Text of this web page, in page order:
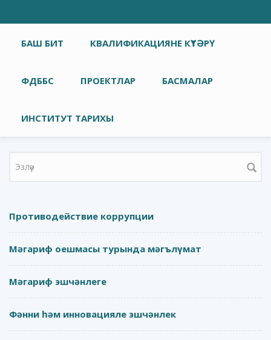
Төп меню
БАШ БИТ КВАЛИФИКАЦИЯНЕ КҮТӘРҮ
ФДББС ПРОЕКТЛАР БАСМАЛАР
ИНСТИТУТ ТАРИХЫ
Search form
Противодействие коррупции
Мәгариф оешмасы турында мәгълүмат
Мәгариф эшчәнлеге
Фәнни һәм инновацияле эшчәнлек